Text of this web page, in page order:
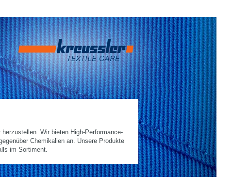
Wir bieten High-Performance-
Chemikalien an. Unsere Produkte
im Sortiment.